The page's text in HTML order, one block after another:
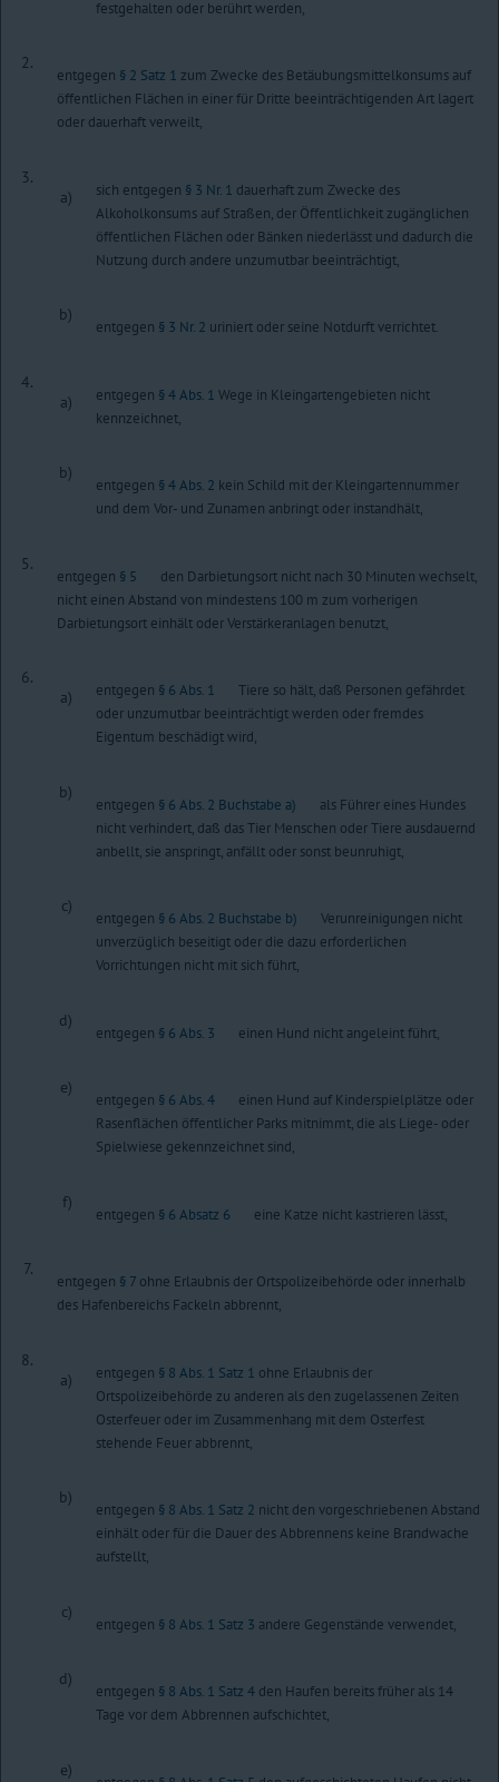
festgehalten oder berührt werden,
2.
entgegen § 2 Satz 1 zum Zwecke des Betäubungsmittelkonsums auf
öffentlichen Flächen in einer für Dritte beeinträchtigenden Art lagert
oder dauerhaft verweilt,
3.
a)
sich entgegen § 3 Nr. 1 dauerhaft zum Zwecke des
Alkoholkonsums auf Straßen, der Öffentlichkeit zugänglichen
öffentlichen Flächen oder Bänken niederlässt und dadurch die
Nutzung durch andere unzumutbar beeinträchtigt,
b)
entgegen § 3 Nr. 2 uriniert oder seine Notdurft verrichtet.
4.
a)
entgegen § 4 Abs. 1 Wege in Kleingartengebieten nicht
kennzeichnet,
b)
entgegen § 4 Abs. 2 kein Schild mit der Kleingartennummer
und dem Vor- und Zunamen anbringt oder instandhält,
5.
entgegen § 5
den Darbietungsort nicht nach 30 Minuten wechselt,
nicht einen Abstand von mindestens 100 m zum vorherigen
Darbietungsort einhält oder Verstärkeranlagen benutzt,
6.
a)
entgegen § 6 Abs. 1
Tiere so hält, daß Personen gefährdet
oder unzumutbar beeinträchtigt werden oder fremdes
Eigentum beschädigt wird,
b)
entgegen § 6 Abs. 2 Buchstabe a)
als Führer eines Hundes
nicht verhindert, daß das Tier Menschen oder Tiere ausdauernd
anbellt, sie anspringt, anfällt oder sonst beunruhigt,
c)
entgegen § 6 Abs. 2 Buchstabe b)
Verunreinigungen nicht
unverzüglich beseitigt oder die dazu erforderlichen
Vorrichtungen nicht mit sich führt,
d)
entgegen § 6 Abs. 3 einen Hund nicht angeleint führt,
e)
entgegen § 6 Abs. 4
einen Hund auf Kinderspielplätze oder
Rasenflächen öffentlicher Parks mitnimmt, die als Liege- oder
Spielwiese gekennzeichnet sind,
f)
entgegen § 6 Absatz 6 eine Katze nicht kastrieren lässt,
7.
entgegen § 7 ohne Erlaubnis der Ortspolizeibehörde oder innerhalb
des Hafenbereichs Fackeln abbrennt,
8.
a)
entgegen § 8 Abs. 1 Satz 1 ohne Erlaubnis der
Ortspolizeibehörde zu anderen als den zugelassenen Zeiten
Osterfeuer oder im Zusammenhang mit dem Osterfest
stehende Feuer abbrennt,
b)
entgegen § 8 Abs. 1 Satz 2 nicht den vorgeschriebenen Abstand
einhält oder für die Dauer des Abbrennens keine Brandwache
aufstellt,
c)
entgegen § 8 Abs. 1 Satz 3 andere Gegenstände verwendet,
d)
entgegen § 8 Abs. 1 Satz 4 den Haufen bereits früher als 14
Tage vor dem Abbrennen aufschichtet,
e)